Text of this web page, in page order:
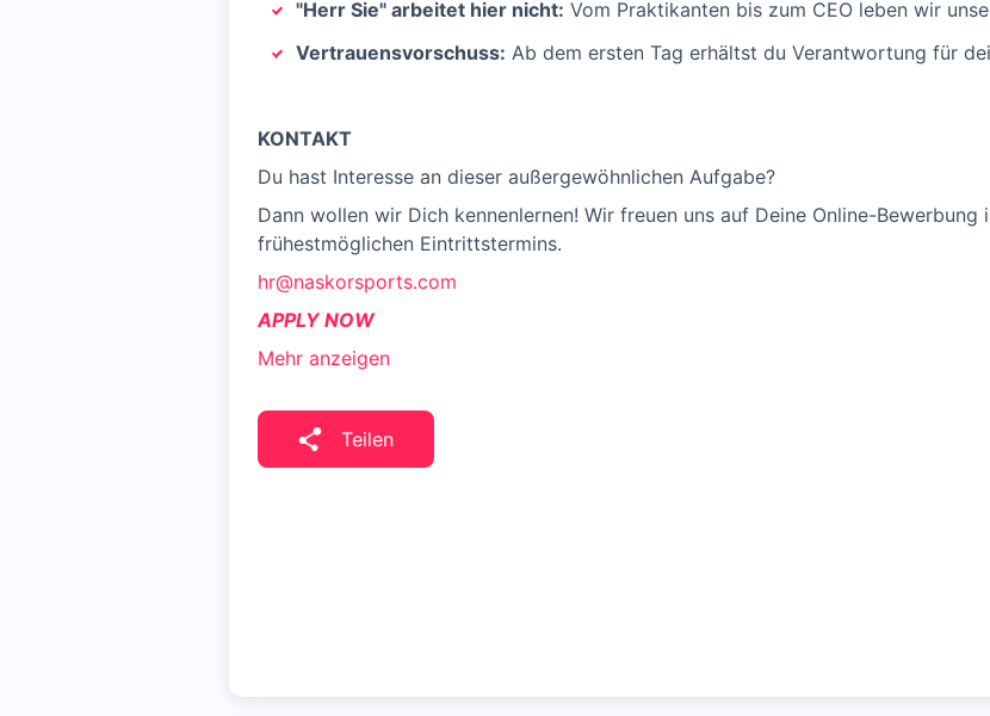
"Herr Sie" arbeitet hier nicht: Vom Praktikanten bis zum CEO leben wir
Vertrauensvorschuss: Ab dem ersten Tag erhältst du Verantwortung für
KONTAKT
Du hast Interesse an dieser außergewöhnlichen Aufgabe?
Dann wollen wir Dich kennenlernen! Wir freuen uns auf Deine Online-
frühestmöglichen Eintrittstermins.
hr@naskorsports.com
APPLY NOW
Mehr anzeigen
Teilen